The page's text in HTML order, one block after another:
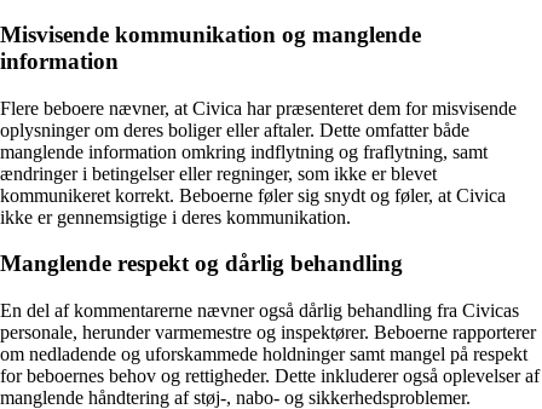
Misvisende kommunikation og manglende
information
Flere beboere nævner, at Civica har præsenteret dem for misvisende
oplysninger om deres boliger eller aftaler. Dette omfatter både
manglende information omkring indflytning og fraflytning, samt
ændringer i betingelser eller regninger, som ikke er blevet
kommunikeret korrekt. Beboerne føler sig snydt og føler, at Civica
ikke er gennemsigtige i deres kommunikation.
Manglende respekt og dårlig behandling
En del af kommentarerne nævner også dårlig behandling fra Civicas
personale, herunder varmemestre og inspektører. Beboerne rapporterer
om nedladende og uforskammede holdninger samt mangel på respekt
for beboernes behov og rettigheder. Dette inkluderer også oplevelser af
manglende håndtering af støj-, nabo- og sikkerhedsproblemer.